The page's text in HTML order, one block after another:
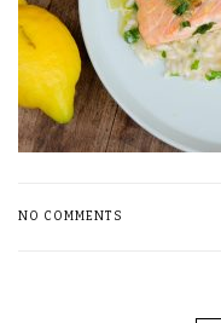
NO COMMENTS